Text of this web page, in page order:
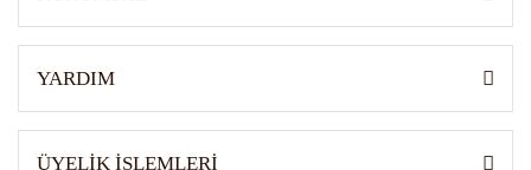
YARDIM
ÜYELİK İŞLEMLERİ